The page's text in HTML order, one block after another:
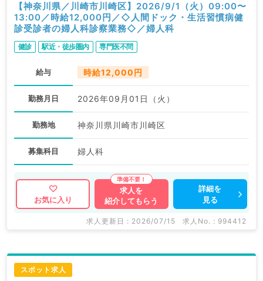
【神奈川県／川崎市川崎区】2026/9/1（火）09:00〜
13:00／時給12,000円／◇人間ドック・生活習慣病健
診受診者の婦人科診察業務◇／婦人科
健診 駅近・徒歩圏内 専門医不問
給与 時給12,000円
勤務月日 2026年09月01日（火）
勤務地 神奈川県川崎市川崎区
募集科目 婦人科
お気に入り
求人を
紹介してもらう
詳細を
見る
求人更新日 : 2026/07/15 求人No. : 994412
スポット求人